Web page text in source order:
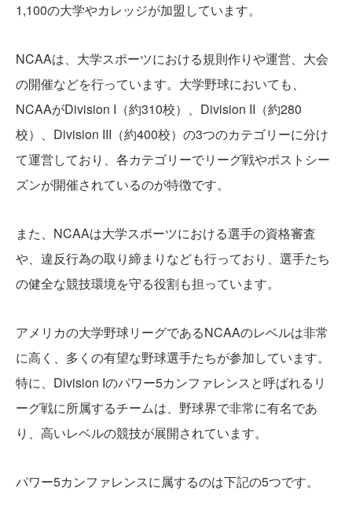
1,100の大学やカレッジが加盟しています。
NCAAは、大学スポーツにおける規則作りや運営、大会
の開催などを行っています。大学野球においても、
NCAAがDivision I（約310校）、Division II（約280
校）、Division III（約400校）の3つのカテゴリーに分け
て運営しており、各カテゴリーでリーグ戦やポストシー
ズンが開催されているのが特徴です。
また、NCAAは大学スポーツにおける選手の資格審査
や、違反行為の取り締まりなども行っており、選手たち
の健全な競技環境を守る役割も担っています。
アメリカの大学野球リーグであるNCAAのレベルは非常
に高く、多くの有望な野球選手たちが参加しています。
特に、Division Iのパワー5カンファレンスと呼ばれるリ
ーグ戦に所属するチームは、野球界で非常に有名であ
り、高いレベルの競技が展開されています。
パワー5カンファレンスに属するのは下記の5つです。